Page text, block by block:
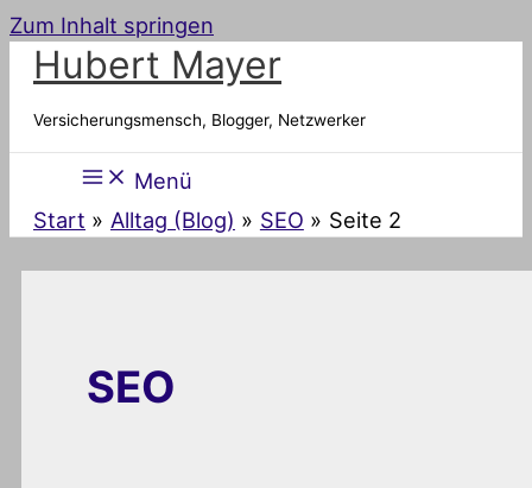
Zum Inhalt springen
Hubert Mayer
Versicherungsmensch, Blogger, Netzwerker
Menü
Start
Alltag (Blog) SEO Seite 2
SEO